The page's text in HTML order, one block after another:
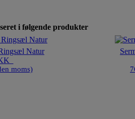
i følgende produkter
Natur
moms)